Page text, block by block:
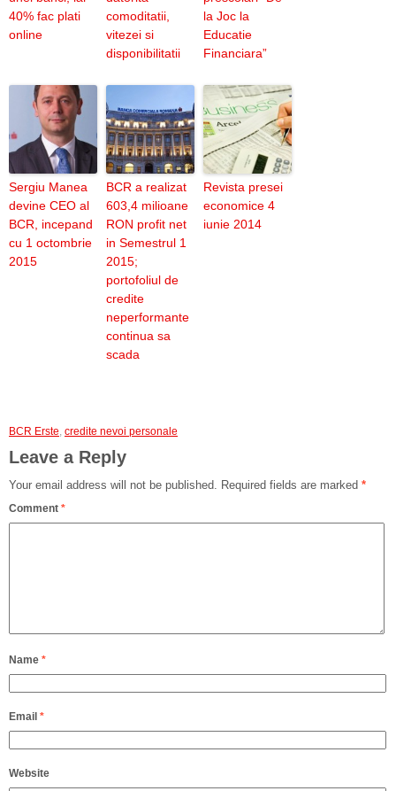
40% fac plati
online
comoditatii,
vitezei si
disponibilitatii
la Joc la
Educatie
Financiara”
Sergiu Manea
devine CEO al
BCR, incepand
cu 1 octombrie
2015
BCR a realizat
603,4 milioane
RON profit net
in Semestrul 1
2015;
portofoliul de
credite
neperformante
continua sa
scada
Revista presei
economice 4
iunie 2014
BCR Erste, credite nevoi personale
Leave a Reply
Your email address will not be published. Required fields are marked *
Comment *
Name *
Email *
Website